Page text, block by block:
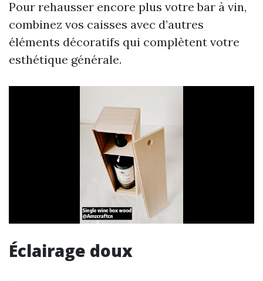
Pour rehausser encore plus votre bar à vin,
combinez vos caisses avec d’autres
éléments décoratifs qui complètent votre
esthétique générale.
Éclairage doux